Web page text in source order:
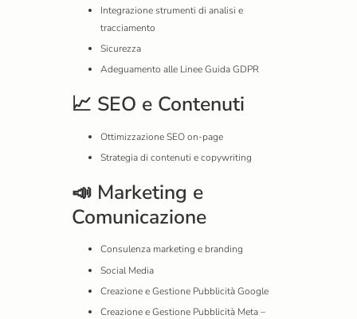
Integrazione strumenti di analisi e
tracciamento
Sicurezza
Adeguamento alle Linee Guida GDPR
📈 SEO e Contenuti
Ottimizzazione SEO on-page
Strategia di contenuti e copywriting
📣 Marketing e
Comunicazione
Consulenza marketing e branding
Social Media
Creazione e Gestione Pubblicità Google
Creazione e Gestione Pubblicità Meta –